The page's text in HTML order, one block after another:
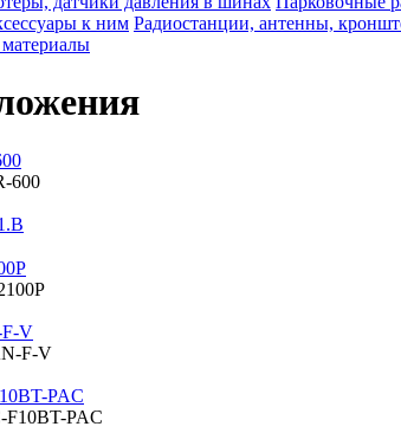
к ним Радиостанции, антенны,
V
PAC